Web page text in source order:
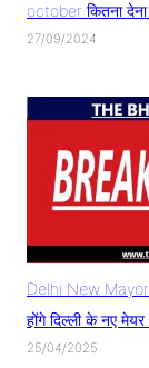
october कितना देना
27/09/2024
Delhi New Mayor:
होंगे दिल्ली के नए मेयर..
25/04/2025